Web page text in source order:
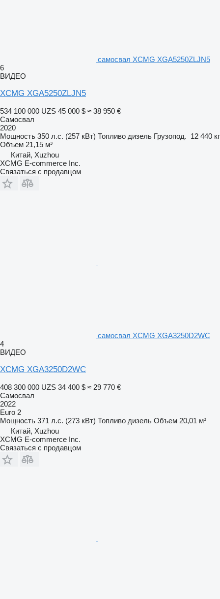
самосвал XCMG XGA5250ZLJN5
6
ВИДЕО
XCMG XGA5250ZLJN5
534 100 000 UZS 45 000 $ ≈ 38 950 €
Самосвал
2020
Мощность 350 л.с. (257 кВт) Топливо дизель Грузопод. 12 440 кг
Объем 21,15 м³
Китай, Xuzhou
XCMG E-commerce Inc.
Связаться с продавцом
самосвал XCMG XGA3250D2WC
4
ВИДЕО
XCMG XGA3250D2WC
408 300 000 UZS 34 400 $ ≈ 29 770 €
Самосвал
2022
Euro 2
Мощность 371 л.с. (273 кВт) Топливо дизель Объем 20,01 м³
Китай, Xuzhou
XCMG E-commerce Inc.
Связаться с продавцом